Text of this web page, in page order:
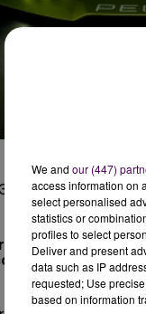
par Corentin
dévoile ce
reine sur
We and our (447)
access information on
select personalised
statistics or
profiles to select
Deliver and present
data such as IP
requested; Use
based on information